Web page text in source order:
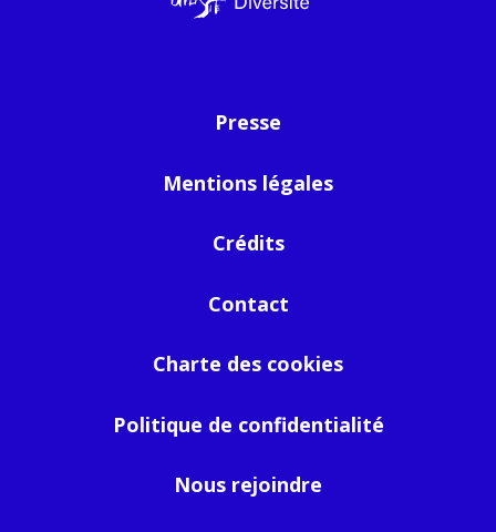
Presse
Mentions légales
Crédits
Contact
Charte des cookies
Politique de confidentialité
Nous rejoindre